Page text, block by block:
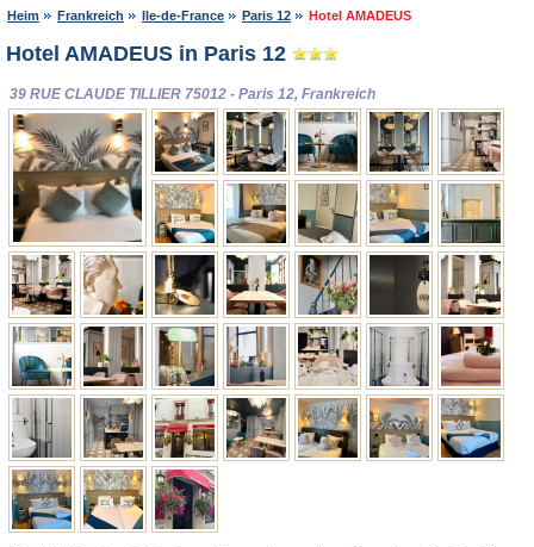
Heim Frankreich Ile-de-France Paris 12 Hotel AMADEUS
Hotel AMADEUS in Paris 12
39 RUE CLAUDE TILLIER 75012 - Paris 12, Frankreich